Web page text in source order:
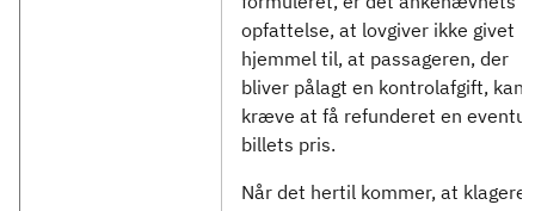
opfattelse, at lovgiver ikke givet
hjemmel til, at passageren, der
bliver pålagt en kontrolafgift, kan
kræve at få refunderet en
billets pris.
Når det hertil kommer, at